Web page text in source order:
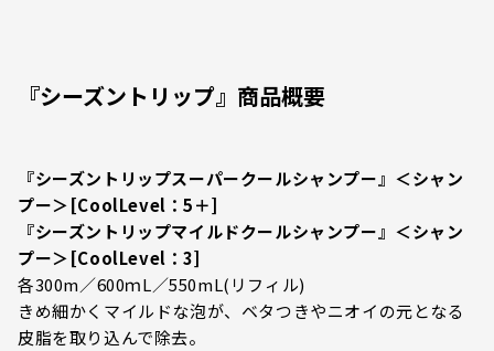
『シーズントリップ』商品概要
『シーズントリップスーパークールシャンプー』＜シャン
プー＞[CoolLevel：5＋]
『シーズントリップマイルドクールシャンプー』＜シャン
プー＞[CoolLevel：3]
各300m／600ｍL／550mL(リフィル)
きめ細かくマイルドな泡が、ベタつきやニオイの元となる
皮脂を取り込んで除去。